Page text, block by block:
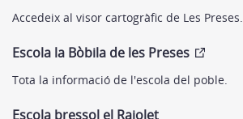
Accedeix al visor cartogràfic de Les Preses.
Escola la Bòbila de les Preses
Tota la informació de l'escola del poble.
Escola bressol el Rajolet